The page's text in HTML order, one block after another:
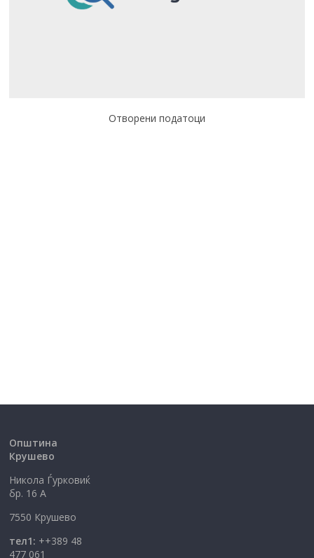
Отворени податоци
Општина
Крушево
Никола Ѓурковиќ
бр. 16 А
7550 Крушево
тел1: ++389 48
477 061